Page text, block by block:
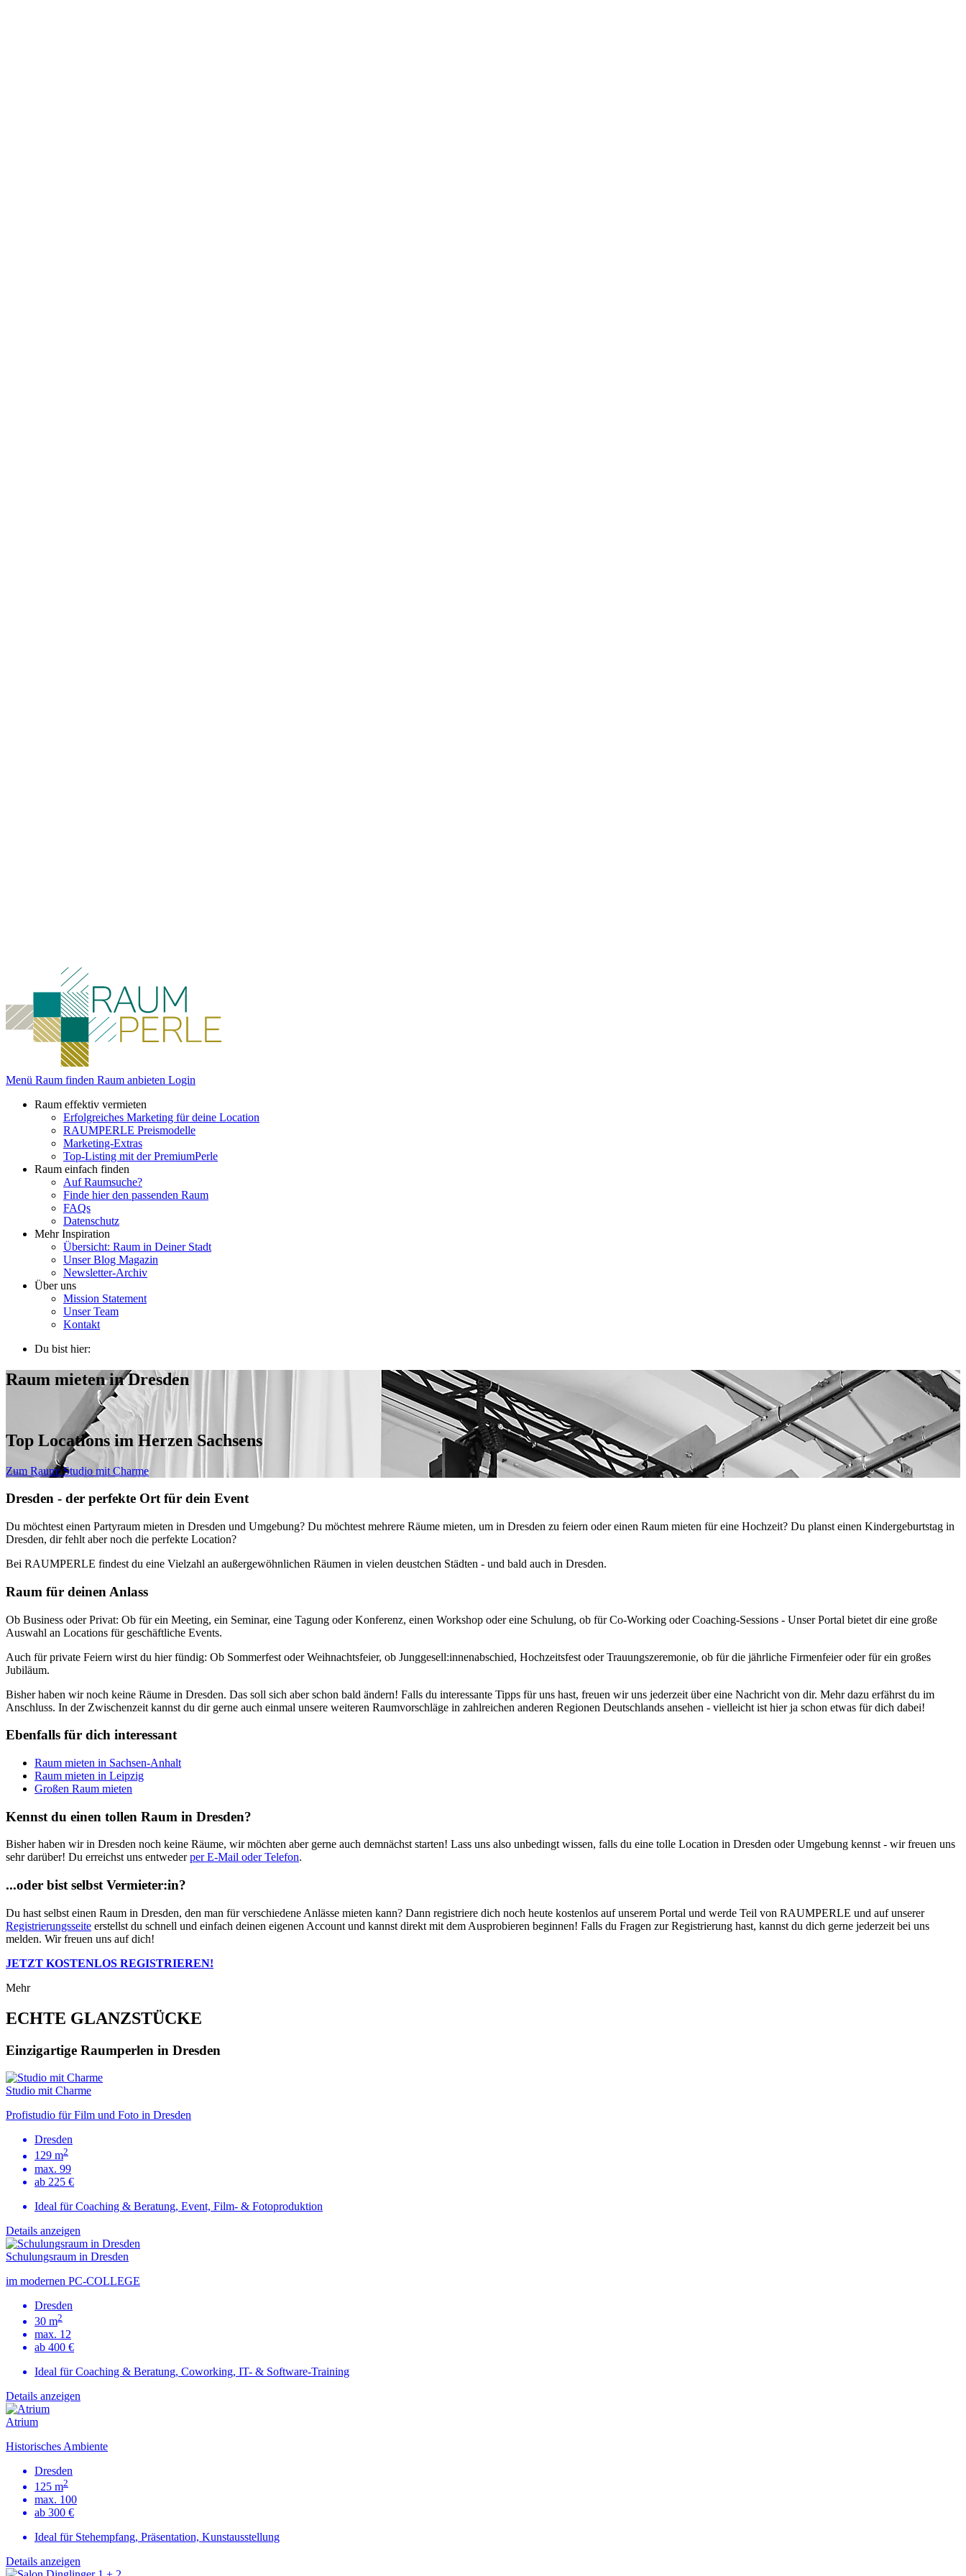
Menü Raum finden Raum anbieten Login
Raum effektiv vermieten
Erfolgreiches Marketing für deine Location
RAUMPERLE Preismodelle
Marketing-Extras
Top-Listing mit der PremiumPerle
Raum einfach finden
Auf Raumsuche?
Finde hier den passenden Raum
FAQs
Datenschutz
Mehr Inspiration
Übersicht: Raum in Deiner Stadt
Unser Blog Magazin
Newsletter-Archiv
Über uns
Mission Statement
Unser Team
Kontakt
Du bist hier:
Raum mieten in Dresden
Top Locations im Herzen Sachsens
Zum Raum:Studio mit Charme
Dresden - der perfekte Ort für dein Event
Du möchtest einen Partyraum mieten in Dresden und Umgebung? Du möchtest mehrere Räume mieten, um in Dresden zu feiern oder einen Raum mieten für eine Hochzeit? Du planst einen Kindergeburtstag in
Dresden, dir fehlt aber noch die perfekte Location?
Bei RAUMPERLE findest du eine Vielzahl an außergewöhnlichen Räumen in vielen deustchen Städten - und bald auch in Dresden.
Raum für deinen Anlass
Ob Business oder Privat: Ob für ein Meeting, ein Seminar, eine Tagung oder Konferenz, einen Workshop oder eine Schulung, ob für Co-Working oder Coaching-Sessions - Unser Portal bietet dir eine große
Auswahl an Locations für geschäftliche Events.
Auch für private Feiern wirst du hier fündig: Ob Sommerfest oder Weihnachtsfeier, ob Junggesell:innenabschied, Hochzeitsfest oder Trauungszeremonie, ob für die jährliche Firmenfeier oder für ein großes
Jubiläum.
Bisher haben wir noch keine Räume in Dresden. Das soll sich aber schon bald ändern! Falls du interessante Tipps für uns hast, freuen wir uns jederzeit über eine Nachricht von dir. Mehr dazu erfährst du im
Anschluss. In der Zwischenzeit kannst du dir gerne auch einmal unsere weiteren Raumvorschläge in zahlreichen anderen Regionen Deutschlands ansehen - vielleicht ist hier ja schon etwas für dich dabei!
Ebenfalls für dich interessant
Raum mieten in Sachsen-Anhalt
Raum mieten in Leipzig
Großen Raum mieten
Kennst du einen tollen Raum in Dresden?
Bisher haben wir in Dresden noch keine Räume, wir möchten aber gerne auch demnächst starten! Lass uns also unbedingt wissen, falls du eine tolle Location in Dresden oder Umgebung kennst - wir freuen uns
sehr darüber! Du erreichst uns entwederper E-Mail oder Telefon.
...oder bist selbst Vermieter:in?
Du hast selbst einen Raum in Dresden, den man für verschiedene Anlässe mieten kann? Dann registriere dich noch heute kostenlos auf unserem Portal und werde Teil von RAUMPERLE und auf unserer
Registrierungsseite erstellst du schnell und einfach deinen eigenen Account und kannst direkt mit dem Ausprobieren beginnen! Falls du Fragen zur Registrierung hast, kannst du dich gerne jederzeit bei uns
melden. Wir freuen uns auf dich!
JETZT KOSTENLOS REGISTRIEREN!
Mehr
ECHTE GLANZSTÜCKE
Einzigartige Raumperlen in Dresden
Studio mit Charme
Profistudio für Film und Foto in Dresden
Dresden
129 m2
max. 99
ab 225 €
Ideal für Coaching & Beratung, Event, Film- & Fotoproduktion
Details anzeigen
Schulungsraum in Dresden
im modernen PC-COLLEGE
Dresden
30 m2
max. 12
ab 400 €
Ideal für Coaching & Beratung, Coworking, IT- & Software-Training
Details anzeigen
Atrium
Historisches Ambiente
Dresden
125 m2
max. 100
ab 300 €
Ideal für Stehempfang, Präsentation, Kunstausstellung
Details anzeigen